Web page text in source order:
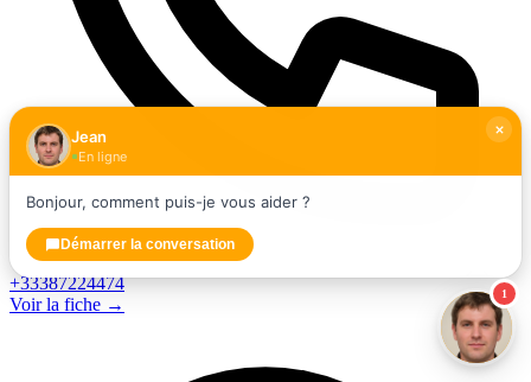
+33387224474
Voir la fiche →
1
Jean
En ligne
Bonjour, comment puis-je vous aider ?
Démarrer la conversation